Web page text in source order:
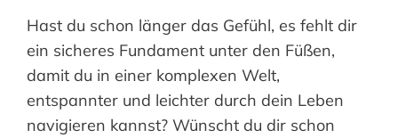
Hast du schon länger das Gefühl, es fehlt dir
ein sicheres Fundament unter den Füßen,
damit du in einer komplexen Welt,
entspannter und leichter durch dein Leben
navigieren kannst? Wünscht du dir schon